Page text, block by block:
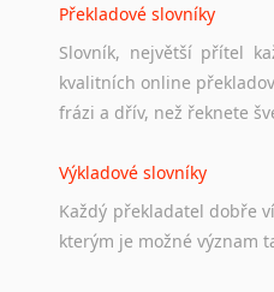
Práce v Austrálii
Odkazy poskytující cenné
hledat práci na internetu
Hledáte-li
práci
stejná obecná pravidla,
Překladové slovníky
Slovník, největší přítel
kvalitních online
frázi a dřív, než řeknete
Výkladové slovníky
Každý překladatel dobře
kterým je možné význam